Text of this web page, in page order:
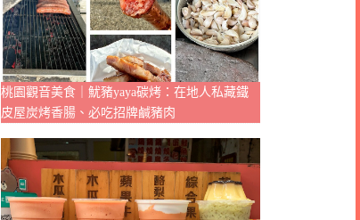
桃園觀音美食｜魷豬yaya碳烤：在地人私藏鐵
皮屋炭烤香腸、必吃招牌鹹豬肉